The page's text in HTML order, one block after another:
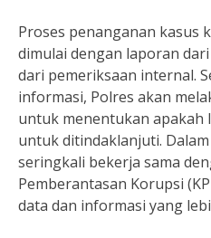
Proses penanganan kasus
dimulai dengan laporan
dari pemeriksaan internal.
informasi, Polres akan
untuk menentukan apakah
untuk ditindaklanjuti.
seringkali bekerja sama
Pemberantasan Korupsi
data dan informasi yang